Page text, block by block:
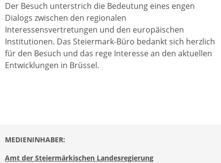
Der Besuch unterstrich die Bedeutung eines engen
Dialogs zwischen den regionalen
Interessensvertretungen und den europäischen
Institutionen. Das Steiermark-Büro bedankt sich herzlich
für den Besuch und das rege Interesse an den aktuellen
Entwicklungen in Brüssel.
MEDIENINHABER:
Amt der Steiermärkischen Landesregierung